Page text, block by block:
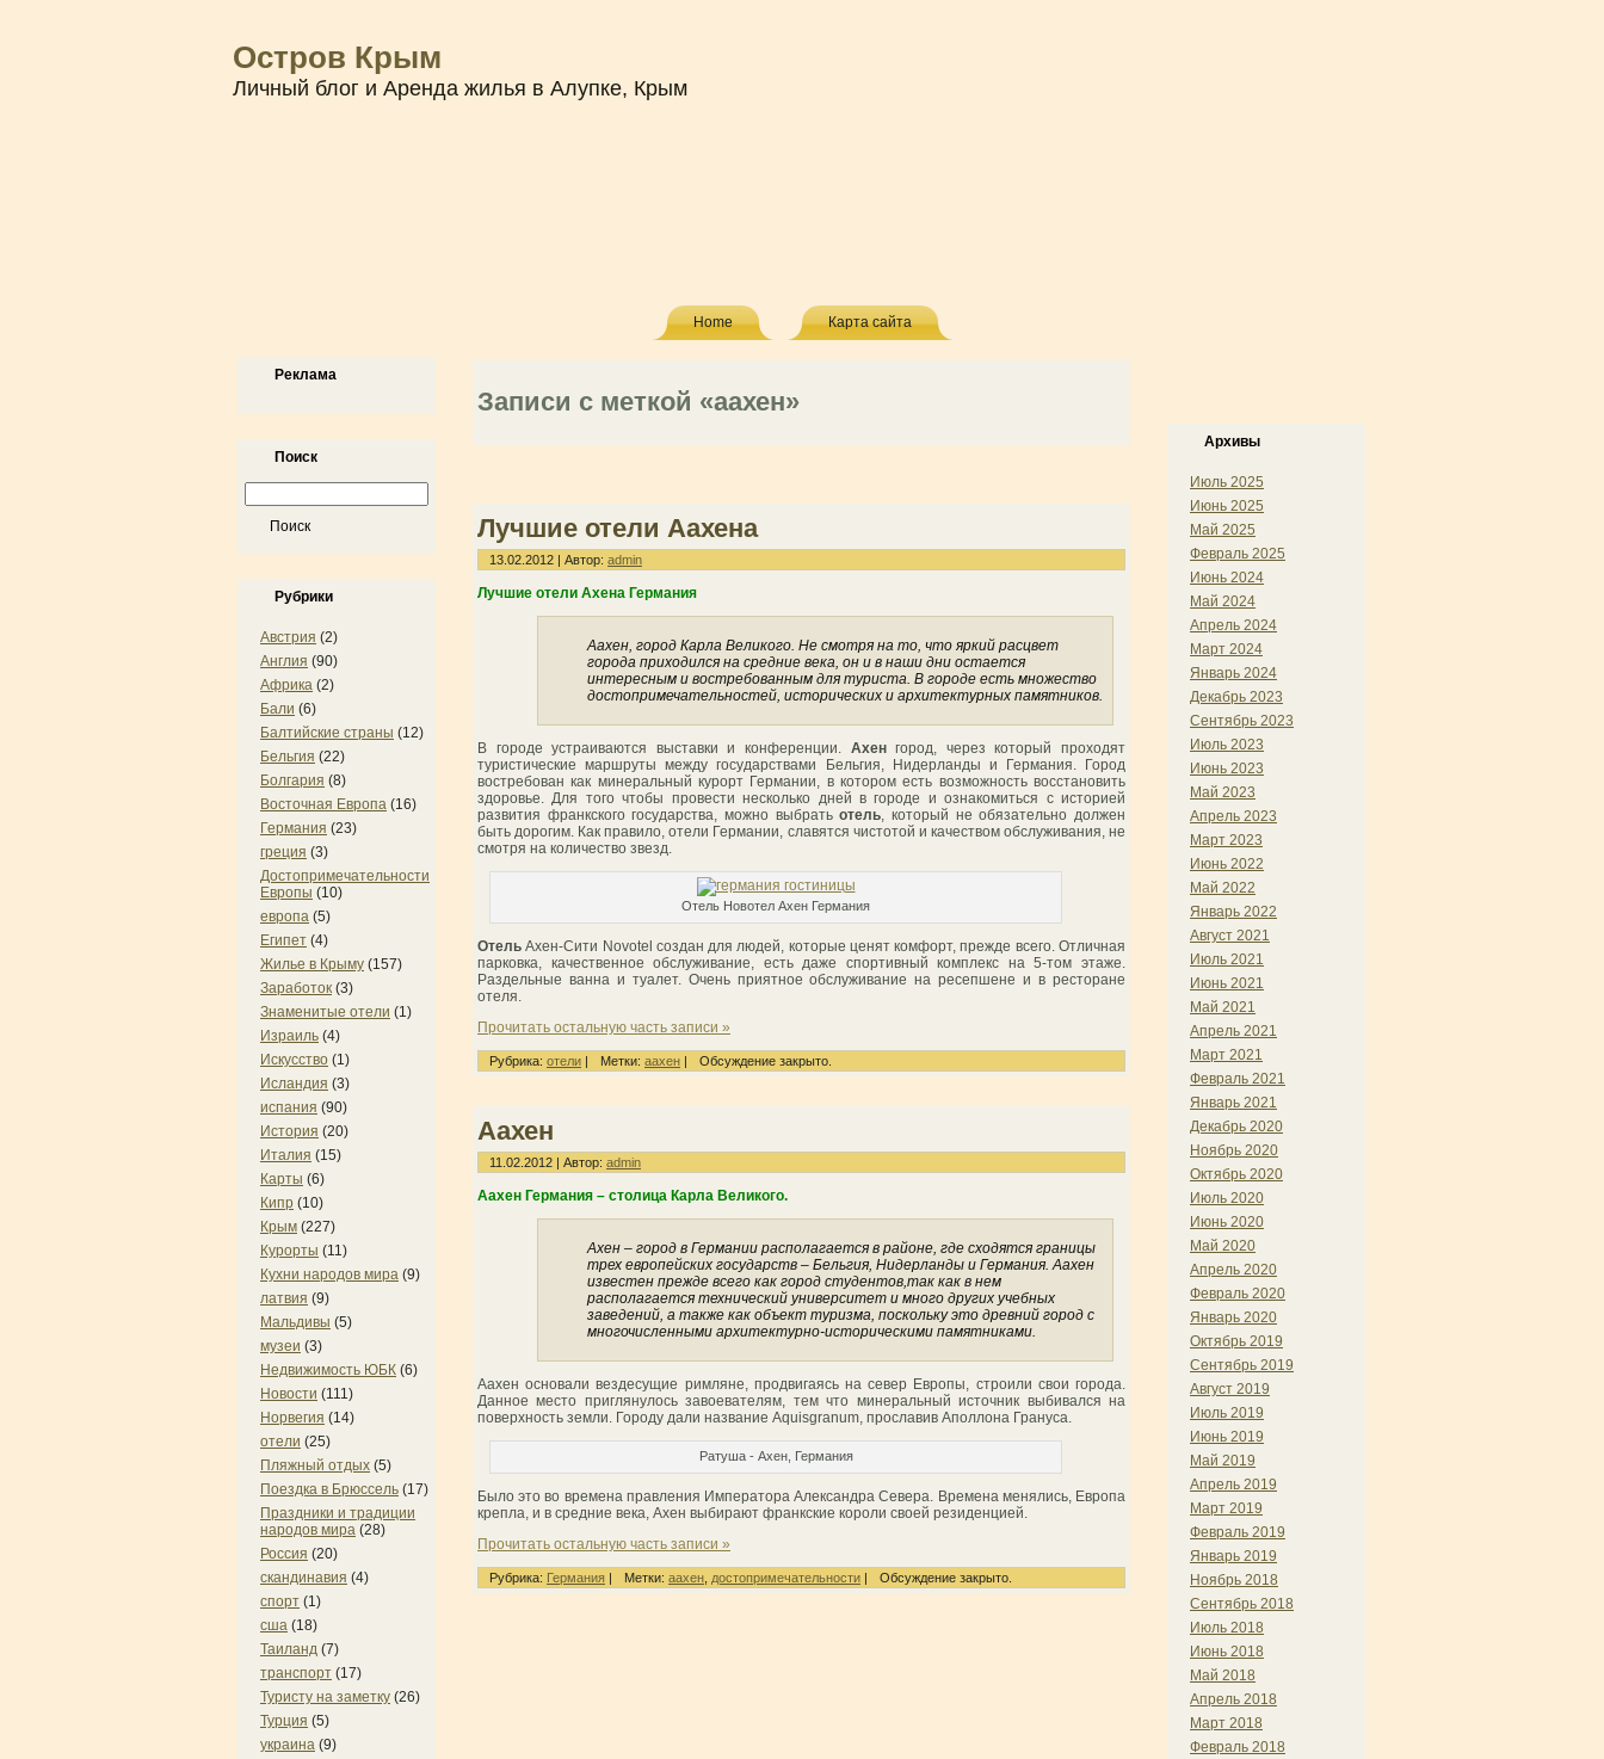
Остров Крым
Личный блог и Аренда жилья в Алупке, Крым
Home Карта сайта
Реклама
Поиск
Рубрики
Австрия (2)
Англия (90)
Африка (2)
Бали (6)
Балтийские страны (12)
Бельгия (22)
Болгария (8)
Восточная Европа (16)
Германия (23)
греция (3)
Достопримечательности
Европы (10)
европа (5)
Египет (4)
Жилье в Крыму (157)
Заработок (3)
Знаменитые отели (1)
Израиль (4)
Искусство (1)
Исландия (3)
испания (90)
История (20)
Италия (15)
Карты (6)
Кипр (10)
Крым (227)
Курорты (11)
Кухни народов мира (9)
латвия (9)
Мальдивы (5)
музеи (3)
Недвижимость ЮБК (6)
Новости (111)
Норвегия (14)
отели (25)
Пляжный отдых (5)
Поездка в Брюссель (17)
Праздники и традиции
народов мира (28)
Россия (20)
скандинавия (4)
спорт (1)
сша (18)
Таиланд (7)
транспорт (17)
Туристу на заметку (26)
Турция (5)
украина (9)
Записи с меткой «аахен»
Лучшие отели Аахена
13.02.2012 | Автор: admin
Лучшие отели Ахена Германия
Аахен, город Карла Великого. Не смотря на то, что яркий расцвет
города приходился на средние века, он и в наши дни остается
интересным и востребованным для туриста. В городе есть множество
достопримечательностей, исторических и архитектурных памятников.
В городе устраиваются выставки и конференции. Ахенгород, через который проходят
туристические маршруты между государствами Бельгия, Нидерланды и Германия. Город
востребован как минеральный курорт Германии, в котором есть возможность восстановить
здоровье. Для того чтобы провести несколько дней в городе и ознакомиться с историей
развития франкского государства, можно выбратьотель, который не обязательно должен
быть дорогим. Как правило, отели Германии, славятся чистотой и качеством обслуживания, не
смотря на количество звезд.
Отель Новотел Ахен Германия
Отель Ахен-Сити Novotel создан для людей, которые ценят комфорт, прежде всего. Отличная
парковка, качественное обслуживание, есть даже спортивный комплекс на 5-том этаже.
Раздельные ванна и туалет. Очень приятное обслуживание на ресепшене и в ресторане
отеля.
Прочитать остальную часть записи »
Рубрика: отели Метки: аахен Обсуждение закрыто.
Аахен
11.02.2012 | Автор: admin
Аахен Германия – столица Карла Великого.
Ахен – город в Германии располагается в районе, где сходятся границы
трех европейских государств – Бельгия, Нидерланды и Германия. Аахен
известен прежде всего как город студентов,так как в нем
располагается технический университет и много других учебных
заведений, а также как объект туризма, поскольку это древний город с
многочисленными архитектурно-историческими памятниками.
Аахен основали вездесущие римляне, продвигаясь на север Европы, строили свои города.
Данное место приглянулось завоевателям, тем что минеральный источник выбивался на
поверхность земли. Городу дали название Aquisgranum, прославив Аполлона Грануса.
Ратуша - Ахен, Германия
Было это во времена правления Императора Александра Севера. Времена менялись, Европа
крепла, и в средние века, Ахен выбирают франкские короли своей резиденцией.
Прочитать остальную часть записи »
Рубрика: Германия | Метки: аахен достопримечательности | Обсуждение закрыто.
Архивы
Июль 2025
Июнь 2025
Май 2025
Февраль 2025
Июнь 2024
Май 2024
Апрель 2024
Март 2024
Январь 2024
Декабрь 2023
Сентябрь 2023
Июль 2023
Июнь 2023
Май 2023
Апрель 2023
Март 2023
Июнь 2022
Май 2022
Январь 2022
Август 2021
Июль 2021
Июнь 2021
Май 2021
Апрель 2021
Март 2021
Февраль 2021
Январь 2021
Декабрь 2020
Ноябрь 2020
Октябрь 2020
Июль 2020
Июнь 2020
Май 2020
Апрель 2020
Февраль 2020
Январь 2020
Октябрь 2019
Сентябрь 2019
Август 2019
Июль 2019
Июнь 2019
Май 2019
Апрель 2019
Март 2019
Февраль 2019
Январь 2019
Ноябрь 2018
Сентябрь 2018
Июль 2018
Июнь 2018
Май 2018
Апрель 2018
Март 2018
Февраль 2018